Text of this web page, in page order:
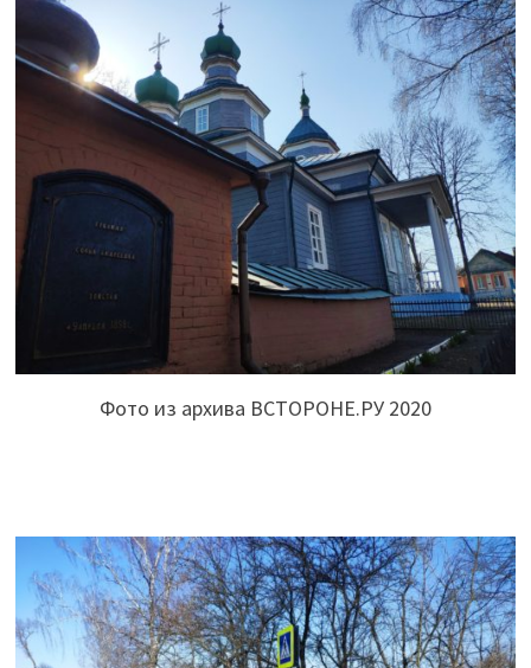
Фото из архива ВСТОРОНЕ.РУ 2020